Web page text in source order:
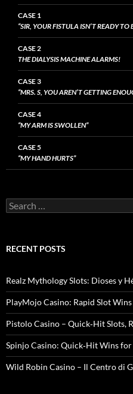
CASE 1
“SIR, YOUR FISTULA ISN’T READY TO
CASE 2
THE DIALYSIS MACHINE ALARMS!
CASE 3
“MRS. S, YOU AREN’T GETTING
CASE 4
“MY ARM IS SWOLLEN”
CASE 5
“MY HAND HURTS”
Search
for:
RECENT POSTS
Realz Mythology Slots: Dioses y
PlayMojo Casino: Rapid Slot
Pistolo Casino – Quick‑Hit Slots,
Spinjo Casino: Quick‑Hit Wins for
Wild Robin Casino – Il Centro di